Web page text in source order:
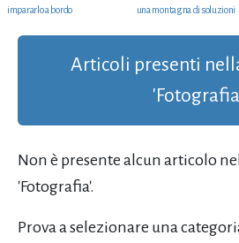
impararlo a bordo
una montagna di soluzioni
Articoli presenti
Non è presente alcun articolo
'Fotografia'.
Prova a selezionare una